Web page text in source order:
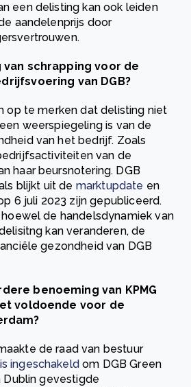
een delisting kan ook leiden
aandelenprijs door
schrapping voor de
van DGB?
op te merken dat delisting niet
weerspiegeling is van de
van het bedrijf. Zoals
van de
haar beursnotering. DGB
blijkt uit de marktupdate en
6 juli 2023 zijn gepubliceerd.
de handelsdynamiek van
kan veranderen, de
gezondheid van DGB
benoeming van KPMG
voldoende voor de
de raad van bestuur
ingeschakeld om DGB Green
Dublin gevestigde